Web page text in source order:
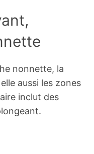
nonnette, la
aussi les zones
inclut des